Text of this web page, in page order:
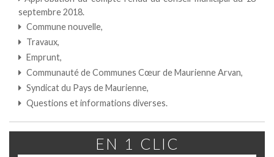
septembre 2018.
Commune nouvelle,
Travaux,
Emprunt,
Communauté de Communes Cœur de Maurienne Arvan,
Syndicat du Pays de Maurienne,
Questions et informations diverses.
EN 1 CLIC